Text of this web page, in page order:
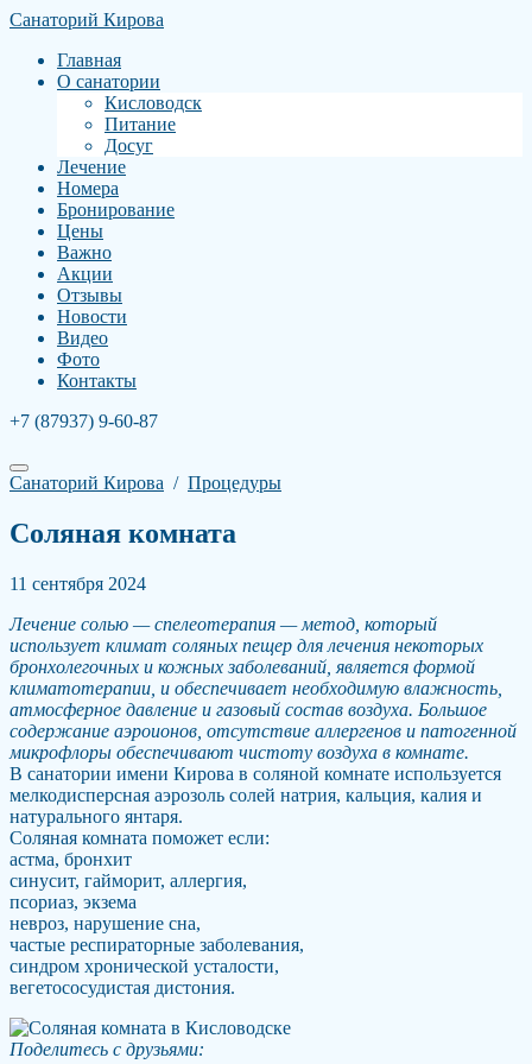
Санаторий Кирова
Главная
О санатории
Кисловодск
Питание
Досуг
Лечение
Номера
Бронирование
Цены
Важно
Акции
Отзывы
Новости
Видео
Фото
Контакты
+7 (87937) 9-60-87
Санаторий Кирова / Процедуры
Соляная комната
11 сентября 2024
Лечение солью — спелеотерапия — метод, который
использует климат соляных пещер для лечения некоторых
бронхолегочных и кожных заболеваний, является формой
климатотерапии, и обеспечивает необходимую влажность,
атмосферное давление и газовый состав воздуха. Большое
содержание аэроионов, отсутствие аллергенов и патогенной
микрофлоры обеспечивают чистоту воздуха в комнате.
В санатории имени Кирова в соляной комнате используется
мелкодисперсная аэрозоль солей натрия, кальция, калия и
натурального янтаря.
Соляная комната поможет если:
астма, бронхит
синусит, гайморит, аллергия,
псориаз, экзема
невроз, нарушение сна,
частые респираторные заболевания,
синдром хронической усталости,
вегетососудистая дистония.
Поделитесь с друзьями: